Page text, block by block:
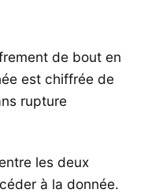
de bout en
est chiffrée de
rupture
les deux
à la donnée.